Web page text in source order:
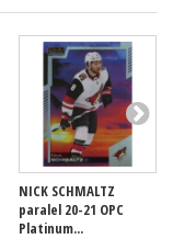
NICK SCHMALTZ
paralel 20-21 OPC
Platinum...